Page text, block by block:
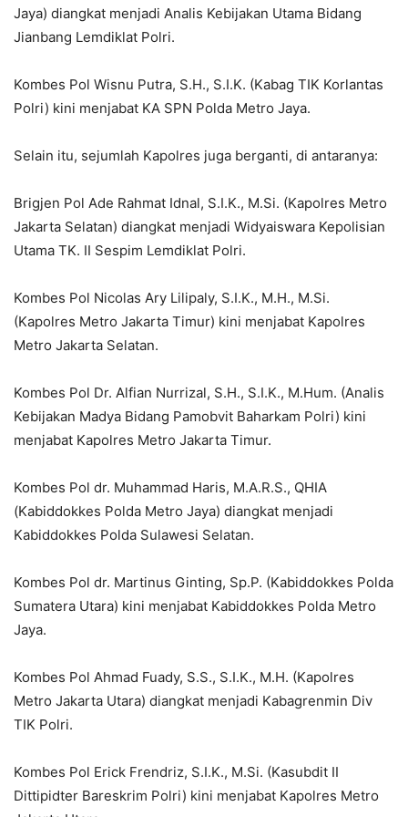
Jaya) diangkat menjadi Analis Kebijakan Utama Bidang
Jianbang Lemdiklat Polri.
Kombes Pol Wisnu Putra, S.H., S.I.K. (Kabag TIK Korlantas
Polri) kini menjabat KA SPN Polda Metro Jaya.
Selain itu, sejumlah Kapolres juga berganti, di antaranya:
Brigjen Pol Ade Rahmat Idnal, S.I.K., M.Si. (Kapolres Metro
Jakarta Selatan) diangkat menjadi Widyaiswara Kepolisian
Utama TK. II Sespim Lemdiklat Polri.
Kombes Pol Nicolas Ary Lilipaly, S.I.K., M.H., M.Si.
(Kapolres Metro Jakarta Timur) kini menjabat Kapolres
Metro Jakarta Selatan.
Kombes Pol Dr. Alfian Nurrizal, S.H., S.I.K., M.Hum. (Analis
Kebijakan Madya Bidang Pamobvit Baharkam Polri) kini
menjabat Kapolres Metro Jakarta Timur.
Kombes Pol dr. Muhammad Haris, M.A.R.S., QHIA
(Kabiddokkes Polda Metro Jaya) diangkat menjadi
Kabiddokkes Polda Sulawesi Selatan.
Kombes Pol dr. Martinus Ginting, Sp.P. (Kabiddokkes Polda
Sumatera Utara) kini menjabat Kabiddokkes Polda Metro
Jaya.
Kombes Pol Ahmad Fuady, S.S., S.I.K., M.H. (Kapolres
Metro Jakarta Utara) diangkat menjadi Kabagrenmin Div
TIK Polri.
Kombes Pol Erick Frendriz, S.I.K., M.Si. (Kasubdit II
Dittipidter Bareskrim Polri) kini menjabat Kapolres Metro